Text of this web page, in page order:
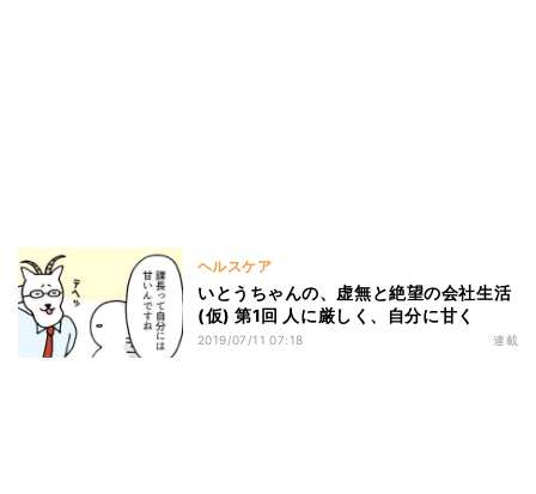
ヘルスケア
いとうちゃんの、虚無と絶望の会社生活
(仮) 第1回 人に厳しく、自分に甘く
2019/07/11 07:18 連載